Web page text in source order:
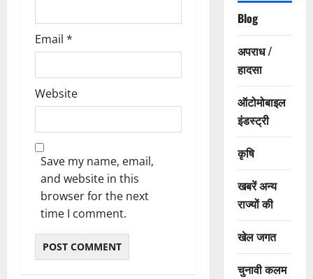
Email *
Website
Save my name, email,
and website in this
browser for the next
time I comment.
Blog
अपराध /
हादसा
ऑटोमोबाइल
इंडस्ट्री
कृषि
खबरें अन्य
राज्यों की
खेल जगत
चुनावी कलम